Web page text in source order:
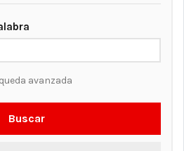
avanzada
Buscar